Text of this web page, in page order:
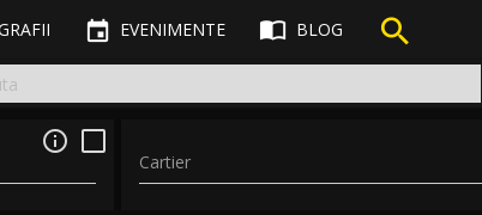
 EVENIMENTE  BLOG 

Cartier